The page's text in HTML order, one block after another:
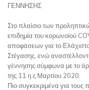
ΓΕΝΝΗΣΗΣ
Στο πλαίσιο των
επιδημία του κορωνοϊού
αποφάσεων για το
Στέγασης, ενώ
γέννησης σύμφωνα με το
της 11 η ς Μαρτίου 2020.
Πιο συγκεκριμένα για τους